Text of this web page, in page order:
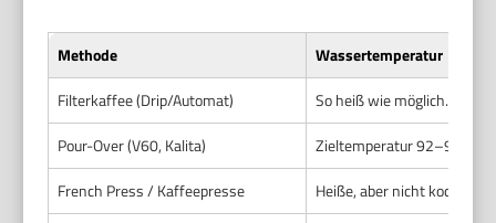
Methode
Wassertemperatur
Filterkaffee (Drip/Automat)
So heiß wie möglich.
Pour-Over (V60, Kalita)
Zieltemperatur 92–94 °C.
French Press / Kaffeepresse
Heiße, aber nicht